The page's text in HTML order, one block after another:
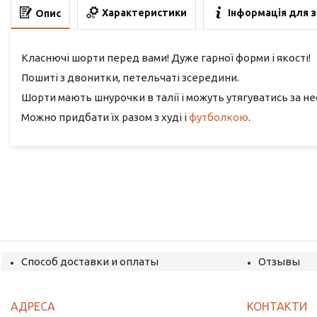
Опис Характеристики Інформація для
Класнючі шорти перед вами! Дуже гарної форми і якості!
Пошиті з двонитки, петельчаті зсередини.
Шорти мають шнурочки в талії і можуть утягуватись за
Можно придбати їх разом з худі іфутболкою.
Способ доставки и оплаты Отзывы